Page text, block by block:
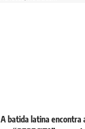
A batida latina encontra